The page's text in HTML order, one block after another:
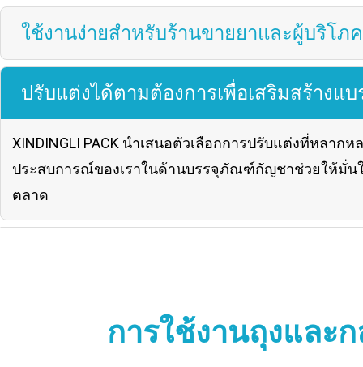
ใช้งานง่ายสำหรับร้านขายยาและผู้บริโภค
ปรับแต่งได้ตามต้องการเพื่อเสริมสร้างแ
XINDINGLI PACK นำเสนอตัวเลือกการปรับแต่งที่หล
ประสบการณ์ของเราในด้านบรรจุภัณฑ์กัญชาช่วยให้มั่น
ตลาด
การใช้งานถุงและ